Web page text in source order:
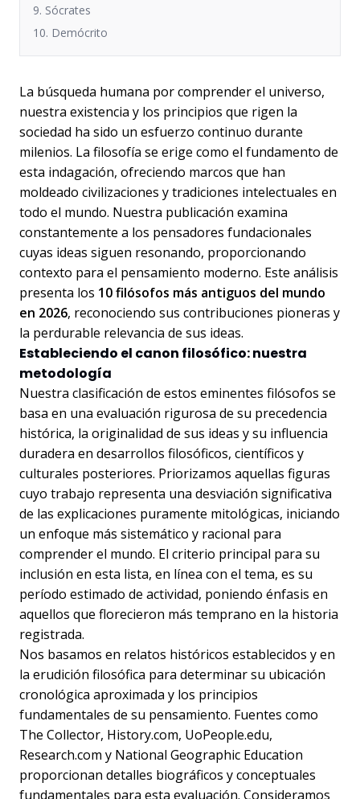
9. Sócrates
10. Demócrito
La búsqueda humana por comprender el universo,
nuestra existencia y los principios que rigen la
sociedad ha sido un esfuerzo continuo durante
milenios. La filosofía se erige como el fundamento de
esta indagación, ofreciendo marcos que han
moldeado civilizaciones y tradiciones intelectuales en
todo el mundo. Nuestra publicación examina
constantemente a los pensadores fundacionales
cuyas ideas siguen resonando, proporcionando
contexto para el pensamiento moderno. Este análisis
presenta los 10 filósofos más antiguos del mundo
en 2026, reconociendo sus contribuciones pioneras y
la perdurable relevancia de sus ideas.
Estableciendo el canon filosófico: nuestra
metodología
Nuestra clasificación de estos eminentes filósofos se
basa en una evaluación rigurosa de su precedencia
histórica, la originalidad de sus ideas y su influencia
duradera en desarrollos filosóficos, científicos y
culturales posteriores. Priorizamos aquellas figuras
cuyo trabajo representa una desviación significativa
de las explicaciones puramente mitológicas, iniciando
un enfoque más sistemático y racional para
comprender el mundo. El criterio principal para su
inclusión en esta lista, en línea con el tema, es su
período estimado de actividad, poniendo énfasis en
aquellos que florecieron más temprano en la historia
registrada.
Nos basamos en relatos históricos establecidos y en
la erudición filosófica para determinar su ubicación
cronológica aproximada y los principios
fundamentales de su pensamiento. Fuentes como
The Collector, History.com, UoPeople.edu,
Research.com y National Geographic Education
proporcionan detalles biográficos y conceptuales
fundamentales para esta evaluación. Consideramos